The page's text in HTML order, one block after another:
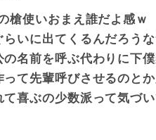
槍使いおまえ誰だよ感ｗ
らいに出てくるんだろう
の名前を呼ぶ代わりに下
って先輩呼びさせるのと
て喜ぶの少数派って気づ